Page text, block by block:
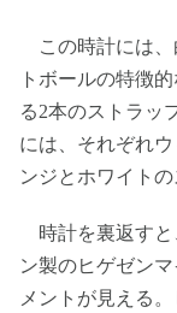
この時計には、
トボールの特徴
る2本のストラッ
には、それぞれ
ンジとホワイト
時計を裏返すと
ン製のヒゲゼン
メントが見える